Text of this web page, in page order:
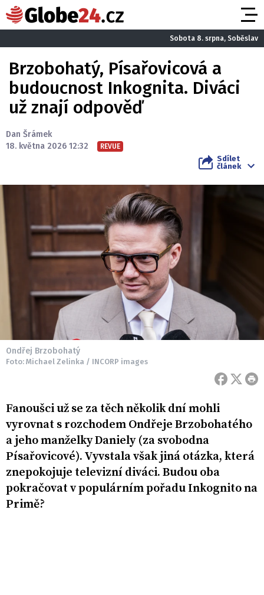
Sobota 8. srpna, Soběslav
Brzobohatý, Písařovicová a
budoucnost Inkognita. Diváci
už znají odpověď
Dan Šrámek
18. května 2026 12:32
REVUE
Sdílet
článek
Ondřej Brzobohatý
Foto: Michael Zelinka / INCORP images
Fanoušci už se za těch několik dní mohli
vyrovnat s rozchodem Ondřeje Brzobohatého
a jeho manželky Daniely (za svobodna
Písařovicové). Vyvstala však jiná otázka, která
znepokojuje televizní diváci. Budou oba
pokračovat v populárním pořadu Inkognito na
Primě?